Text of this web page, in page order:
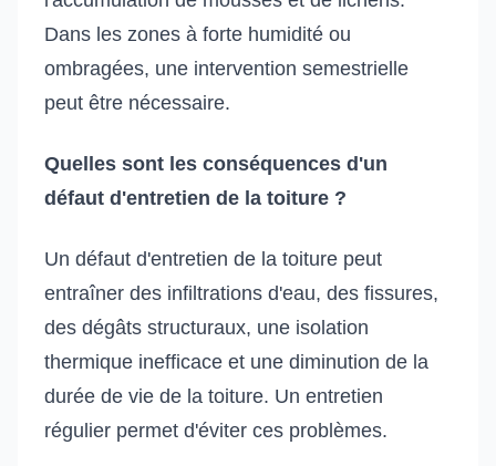
Dans les zones à forte humidité ou
ombragées, une intervention semestrielle
peut être nécessaire.
Quelles sont les conséquences d'un
défaut d'entretien de la toiture ?
Un défaut d'entretien de la toiture peut
entraîner des infiltrations d'eau, des fissures,
des dégâts structuraux, une isolation
thermique inefficace et une diminution de la
durée de vie de la toiture. Un entretien
régulier permet d'éviter ces problèmes.